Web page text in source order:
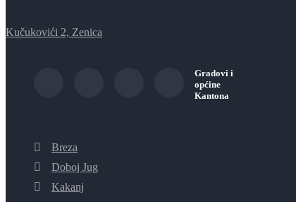
Kučukovići 2, Zenica
Gradovi i
općine
Kantona
Breza
Doboj Jug
Kakanj